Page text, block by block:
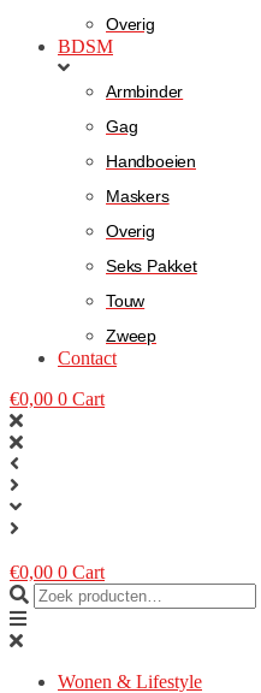
Overig
BDSM
Armbinder
Gag
Handboeien
Maskers
Overig
Seks Pakket
Touw
Zweep
Contact
€0,00 0 Cart
€0,00 0 Cart
Wonen & Lifestyle